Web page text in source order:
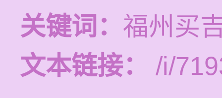
关键词： 福州买
文本链接：
/i/